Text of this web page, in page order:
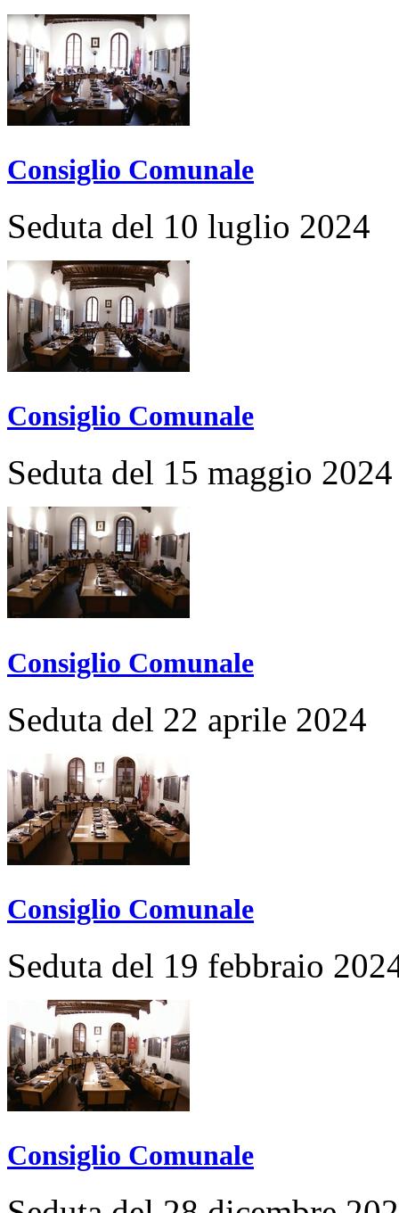
Consiglio Comunale
Seduta del 10 luglio 2024
Consiglio Comunale
Seduta del 15 maggio 2024
Consiglio Comunale
Seduta del 22 aprile 2024
Consiglio Comunale
Seduta del 19 febbraio
Consiglio Comunale